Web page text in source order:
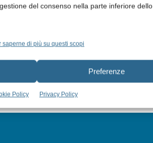
del consenso nella parte inferiore dello
saperne di più su questi scopi
Preferenze
Policy Privacy Policy